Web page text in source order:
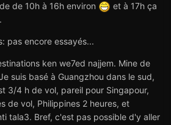
de 10h à 16h environ
et à 17h ça
pas encore essayés...
ken we7ed najjem. Mine de
suis basé à Guangzhou dans le sud,
3/4 h de vol, pareil pour Singapour,
de vol, Philippines 2 heures, et
tala3. Bref, c'est pas possible d'y aller